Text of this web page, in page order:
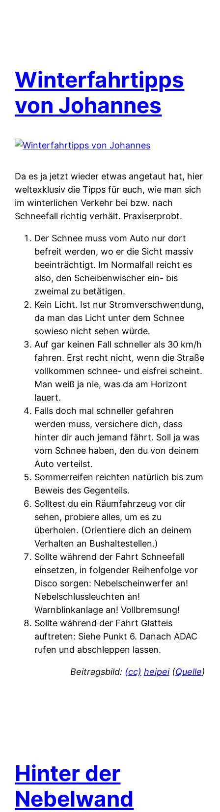
Winterfahrtipps
von Johannes
Da es ja jetzt wieder etwas angetaut hat, hier
weltexklusiv die Tipps für euch, wie man sich
im winterlichen Verkehr bei bzw. nach
Schneefall richtig verhält. Praxiserprobt.
Der Schnee muss vom Auto nur dort
befreit werden, wo er die Sicht massiv
beeinträchtigt. Im Normalfall reicht es
also, den Scheibenwischer ein- bis
zweimal zu betätigen.
Kein Licht. Ist nur Stromverschwendung,
da man das Licht unter dem Schnee
sowieso nicht sehen würde.
Auf gar keinen Fall schneller als 30 km/h
fahren. Erst recht nicht, wenn die Straße
vollkommen schnee- und eisfrei scheint.
Man weiß ja nie, was da am Horizont
lauert.
Falls doch mal schneller gefahren
werden muss, versichere dich, dass
hinter dir auch jemand fährt. Soll ja was
vom Schnee haben, den du von deinem
Auto verteilst.
Sommerreifen reichten natürlich bis zum
Beweis des Gegenteils.
Solltest du ein Räumfahrzeug vor dir
sehen, probiere alles, um es zu
überholen. (Orientiere dich an deinem
Verhalten an Bushaltestellen.)
Sollte während der Fahrt Schneefall
einsetzen, in folgender Reihenfolge vor
Disco sorgen: Nebelscheinwerfer an!
Nebelschlussleuchten an!
Warnblinkanlage an! Vollbremsung!
Sollte während der Fahrt Glatteis
auftreten: Siehe Punkt 6. Danach ADAC
rufen und abschleppen lassen.
Beitragsbild: (cc) heipei(Quelle)
Hinter der
Nebelwand